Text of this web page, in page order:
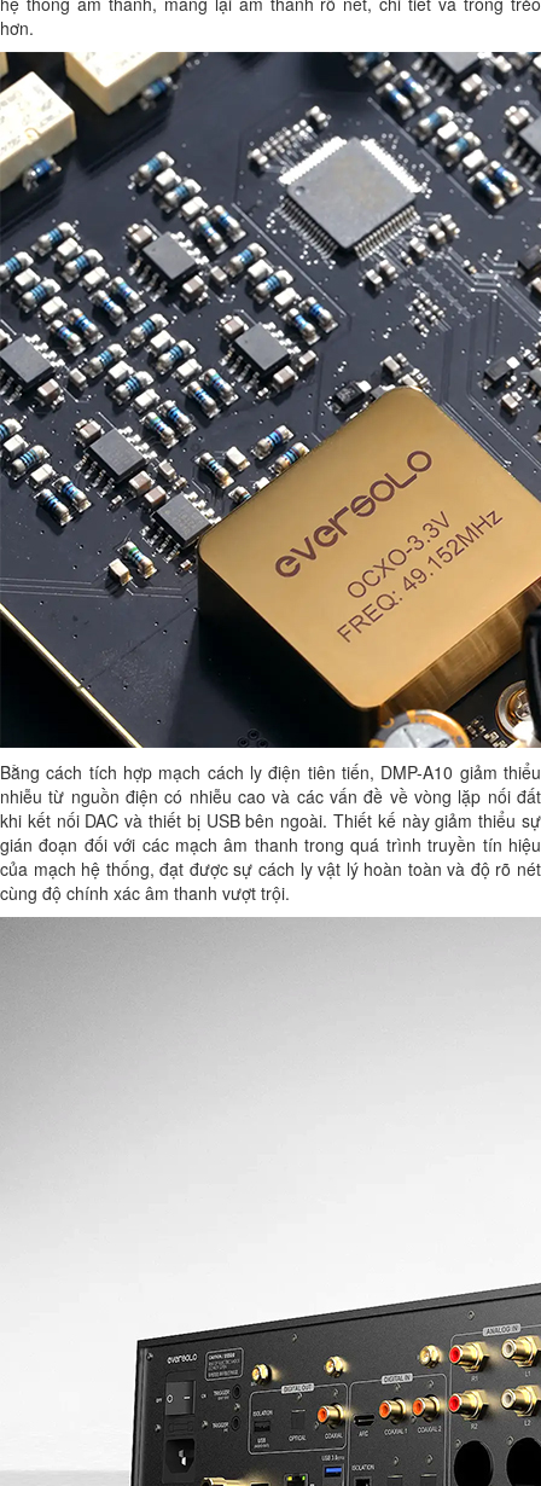
hơn.
Bằng cách tích hợp mạch cách ly điện tiên tiến, DMP-A10 giảm thiểu
nhiễu từ nguồn điện có nhiễu cao và các vấn đề về vòng lặp nối đất
khi kết nối DAC và thiết bị USB bên ngoài. Thiết kế này giảm thiểu sự
gián đoạn đối với các mạch âm thanh trong quá trình truyền tín hiệu
của mạch hệ thống, đạt được sự cách ly vật lý hoàn toàn và độ rõ nét
cùng độ chính xác âm thanh vượt trội.